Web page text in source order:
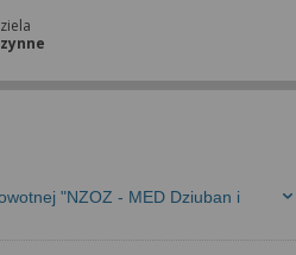
"NZOZ - MED Dziuban i